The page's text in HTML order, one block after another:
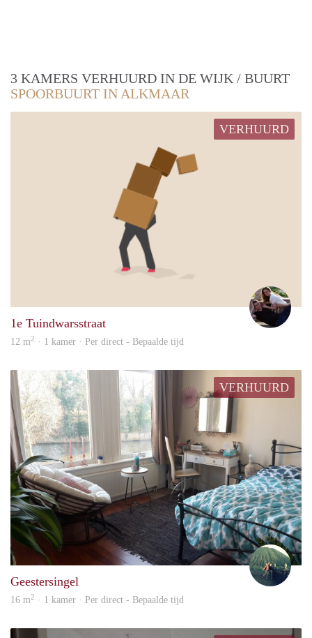
3 KAMERS VERHUURD IN DE WIJK / BUURT
SPOORBUURT IN ALKMAAR
VERHUURD
1e Tuindwarsstraat
12 m2 · 1 kamer · Per direct - Bepaalde tijd
VERHUURD
Geestersingel
16 m2 · 1 kamer · Per direct - Bepaalde tijd